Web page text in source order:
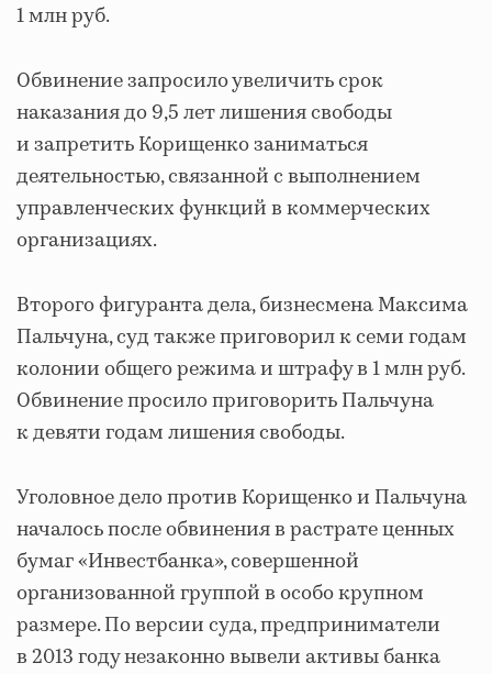
1 млн руб.
Обвинение запросило увеличить срок
наказания до 9,5 лет лишения свободы
и запретить Корищенко заниматься
деятельностью, связанной с выполнением
управленческих функций в коммерческих
организациях.
Второго фигуранта дела, бизнесмена Максима
Пальчуна, суд также приговорил к семи годам
колонии общего режима и штрафу в 1 млн руб.
Обвинение просило приговорить Пальчуна
к девяти годам лишения свободы.
Уголовное дело против Корищенко и Пальчуна
началось после обвинения в растрате ценных
бумаг «Инвестбанка», совершенной
организованной группой в особо крупном
размере. По версии суда, предприниматели
в 2013 году незаконно вывели активы банка